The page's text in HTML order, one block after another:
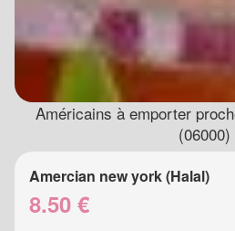
Américains à emporter
(06000)
Amercian new york (Halal)
8.50 €